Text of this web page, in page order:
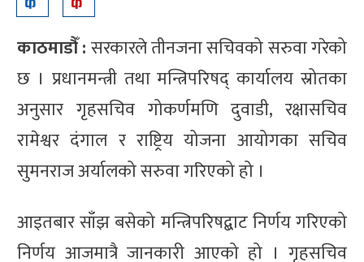
काठमाडौँ :सरकारले तीनजना सचिवको सरुवा गरेको
छ । प्रधानमन्त्री तथा मन्त्रिपरिषद् कार्यालय स्रोतका
अनुसार गृहसचिव गोकर्णमणि दुवाडी, रक्षासचिव
रामेश्वर दंगाल र राष्ट्रिय योजना आयोगका सचिव
सुमनराज अर्यालको सरुवा गरिएको हो ।
आइतबार साँझ बसेको मन्त्रिपरिषद्बाट निर्णय गरिएको
निर्णय आजमात्रै जानकारी आएको हो । गृहसचिव